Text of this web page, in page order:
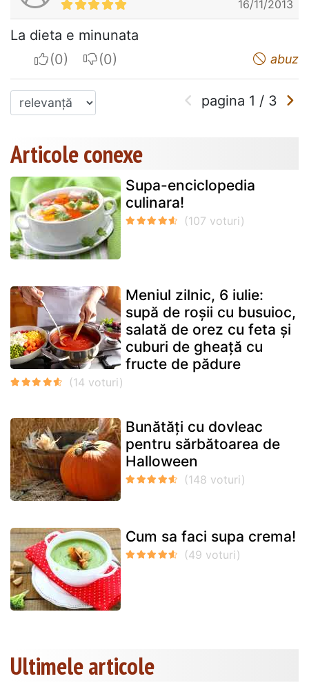
16/11/2013
La dieta e minunata
I apreciateI do not appreciate abuz
pagina 1 / 3
Articole conexe
Supa-enciclopedia
culinara!
Meniul zilnic, 6 iulie:
supă de roșii cu busuioc,
salată de orez cu feta și
cuburi de gheață cu
fructe de pădure
Bunătăți cu dovleac
pentru sărbătoarea de
Halloween
Cum sa faci supa crema!
Ultimele articole